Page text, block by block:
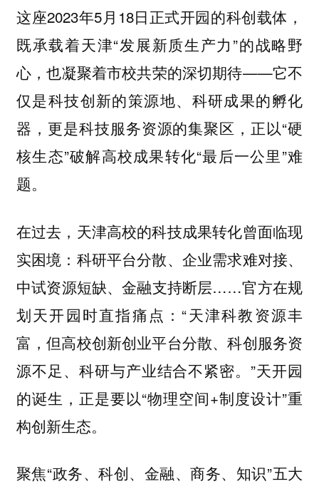
这座2023年5月18日正式开园的科创载体，
既承载着天津“发展新质生产力”的战略野
心，也凝聚着市校共荣的深切期待——它不
仅是科技创新的策源地、科研成果的孵化
器，更是科技服务资源的集聚区，正以“硬
核生态”破解高校成果转化“最后一公里”难
题。
在过去，天津高校的科技成果转化曾面临现
实困境：科研平台分散、企业需求难对接、
中试资源短缺、金融支持断层……官方在规
划天开园时直指痛点：“天津科教资源丰
富，但高校创新创业平台分散、科创服务资
源不足、科研与产业结合不紧密。”天开园
的诞生，正是要以“物理空间+制度设计”重
构创新生态。
聚焦“政务、科创、金融、商务、知识”五大